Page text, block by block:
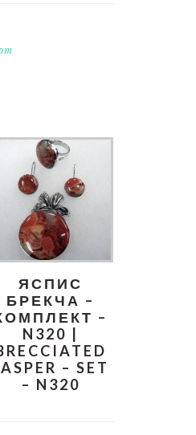
ЯСПИС
БРЕКЧА –
–
N320 |
– SET
– N320